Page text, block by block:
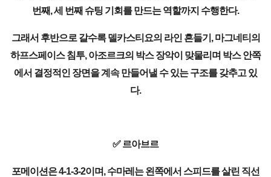
번째, 세 번째 슈팅 기회를 만드는 역할까지 수행한다.
그래서 후반으로 갈수록 델카스티요의 라인 흔들기, 마그네티의
하프스페이스 침투, 아조르크의 박스 장악이 맞물리며 박스 안쪽
에서 결정적인 장면을 계속 만들어낼 수 있는 구조를 갖추고 있
다.
✅ 르아브르
포메이션은 4-1-3-2이며, 수마레는 왼쪽에서 스피드를 살린 직선